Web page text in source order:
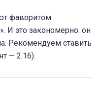
фаворитом
И это закономерно: он
Рекомендуем ставить
— 2.16).